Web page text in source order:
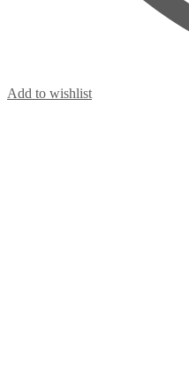
Add to wishlist